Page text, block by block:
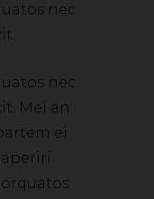
nec
nec
Mei an
ei
aperiri